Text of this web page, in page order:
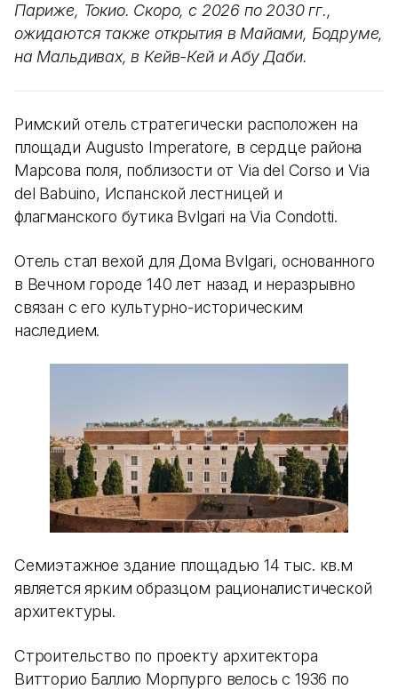
Париже, Токио. Скоро, с 2026 по 2030 гг.,
ожидаются также открытия в Майами, Бодруме,
на Мальдивах, в Кейв-Кей и Абу Даби.
Римский отель стратегически расположен на
площади Augusto Imperatore, в сердце района
Марсова поля, поблизости от Via del Corso и Via
del Babuino, Испанской лестницей и
флагманского бутика Bvlgari на Via Condotti.
Отель стал вехой для Дома Bvlgari, основанного
в Вечном городе 140 лет назад и неразрывно
связан с его культурно-историческим
наследием.
Семиэтажное здание площадью 14 тыс. кв.м
является ярким образцом рационалистической
архитектуры.
Строительство по проекту архитектора
Витторио Баллио Морпурго велось с 1936 по